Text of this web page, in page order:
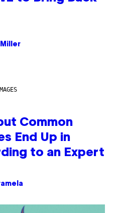
Miller
Common
End Up in
to an Expert